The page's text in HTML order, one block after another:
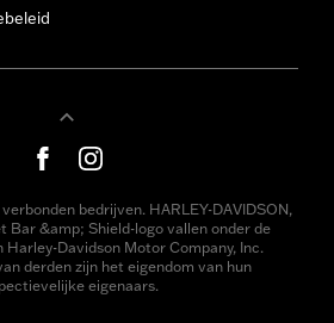
bedrijven. HARLEY-DAVIDSON,
Bar &amp; Shield-logo vallen onder de
Harley-Davidson Motor Company, Inc.
derden zijn het eigendom van hun
eigenaars.